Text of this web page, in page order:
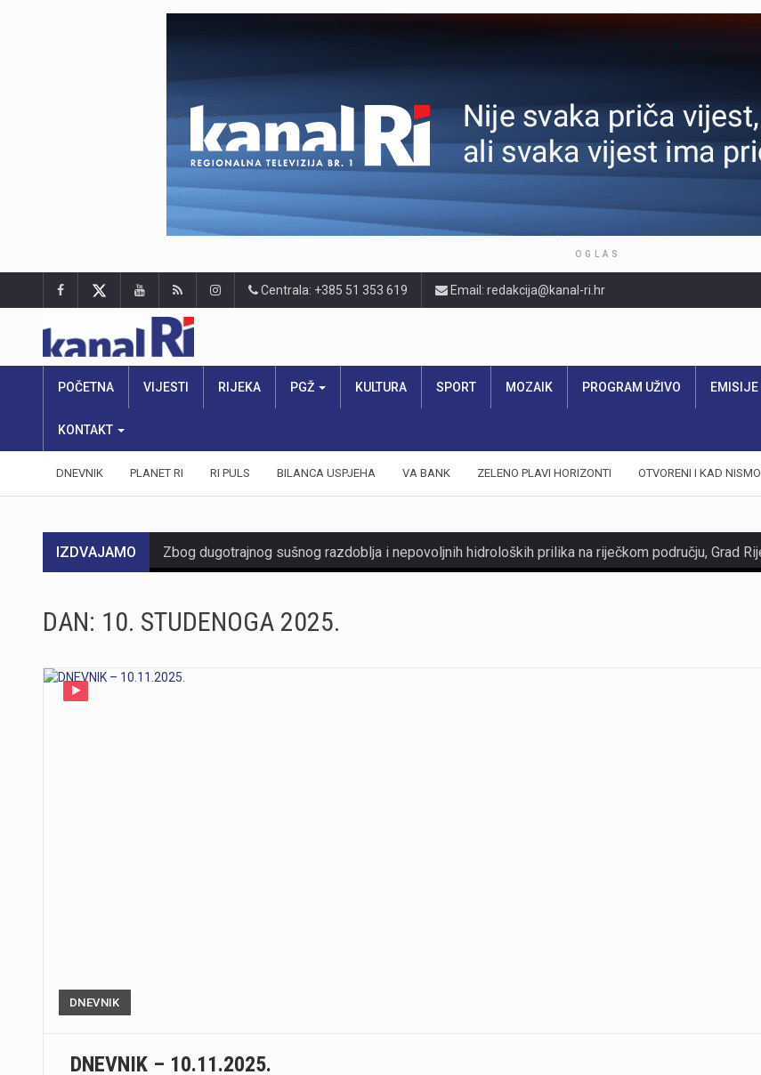
OGLAS
Centrala: +385 51 353 619 Email: redakcija@kanal-ri.hr
POČETNA VIJESTI RIJEKA PGŽ KULTURA SPORT MOZAIK PROGRAM UŽIVO EMISIJE
KONTAKT
DNEVNIK PLANET RI RI PULS BILANCA USPJEHA VA BANK ZELENO PLAVI HORIZONTI OTVORENI I KAD NISMO
IZDVAJAMO
DAN: 10. STUDENOGA 2025.
DNEVNIK
DNEVNIK – 10.11.2025.